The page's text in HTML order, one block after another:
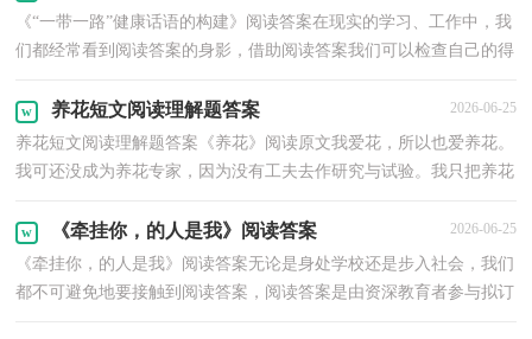
《“一带一路”健康话语的构建》阅读答案在现实的学习、工作中，我
们都经常看到阅读答案的身影，借助阅读答案我们可以检查自己的得
养花短文阅读理解题答案 2026-06-25
养花短文阅读理解题答案《养花》阅读原文我爱花，所以也爱养花。
我可还没成为养花专家，因为没有工夫去作研究与试验。我只把养花
《牵挂你，的人是我》阅读答案 2026-06-25
《牵挂你，的人是我》阅读答案无论是身处学校还是步入社会，我们
都不可避免地要接触到阅读答案，阅读答案是由资深教育者参与拟订